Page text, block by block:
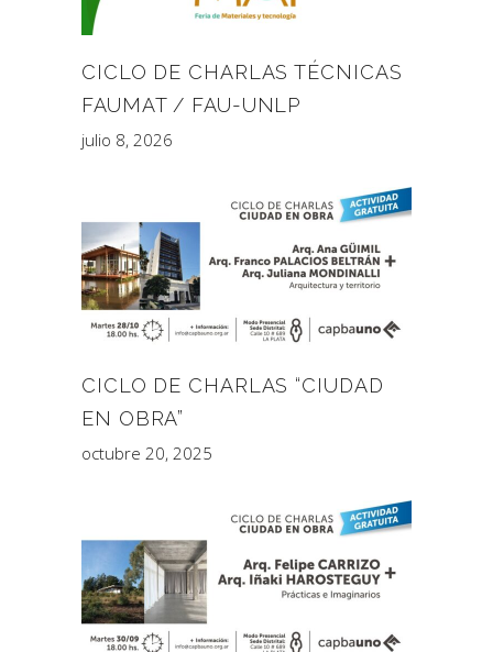
CICLO DE CHARLAS TÉCNICAS
FAUMAT / FAU-UNLP
julio 8, 2026
CICLO DE CHARLAS “CIUDAD
EN OBRA”
octubre 20, 2025